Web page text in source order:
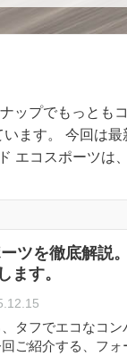
ップでもっとも
ます。 今回は
エコスポーツは
ツを徹底解説
ます。
、タフでエコなコ
ご紹介する、フ